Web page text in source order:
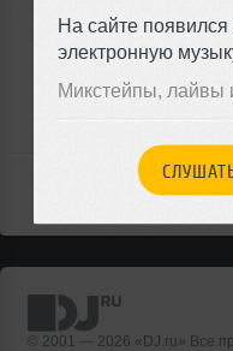
На сайте появился
электронную
Микстейпы, лайвы
© 2001 — 2026 «DJ.ru» Все